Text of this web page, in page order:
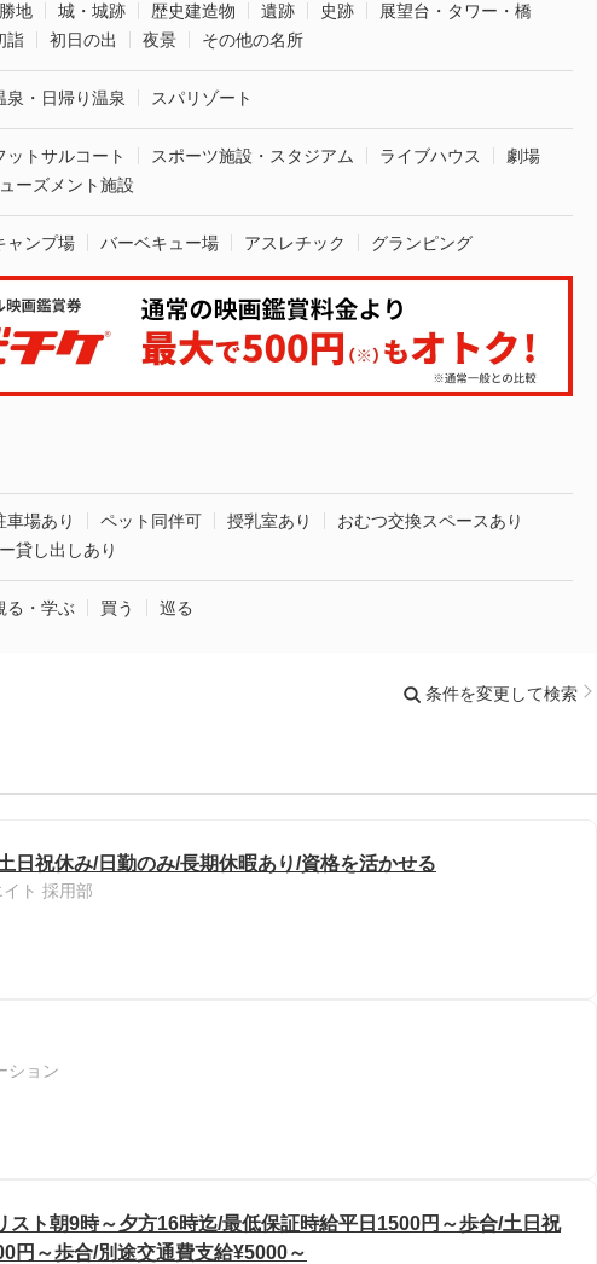
地
城・城跡 歴史建造物 遺跡 史跡
展望台・タワー・橋
詣 初日の出 夜景 その他の名所
泉・日帰り温泉 スパリゾート
ットサルコート スポーツ施設・スタジアム ライブハウス
劇場
ーズメント施設
ャンプ場 バーベキュー場 アスレチック グランピング
車場あり ペット同伴可 授乳室あり
おむつ交換スペースあり
貸し出しあり
る・学ぶ 買う 巡る
条件を変更して検索
日祝休み/日勤のみ/長期休暇あり/資格を活かせる
ト 採用部
ション
スト朝9時～夕方16時迄/最低保証時給平日1500円～歩合/土日祝
円～歩合/別途交通費支給¥5000～